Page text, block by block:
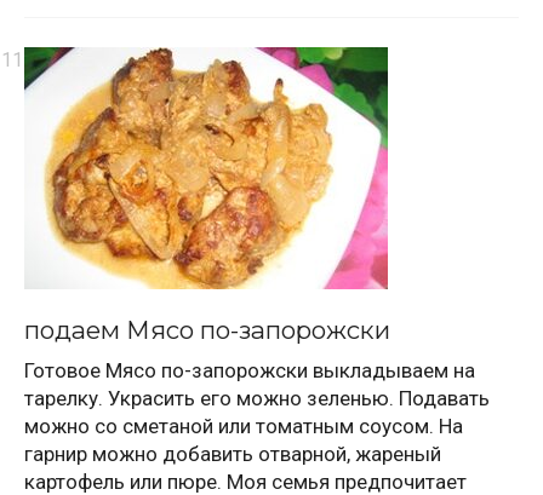
подаем Мясо по-запорожски
Готовое Мясо по-запорожски выкладываем на
тарелку. Украсить его можно зеленью. Подавать
можно со сметаной или томатным соусом. На
гарнир можно добавить отварной, жареный
картофель или пюре. Моя семья предпочитает